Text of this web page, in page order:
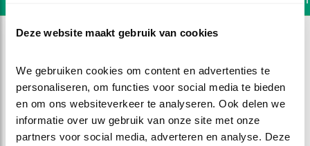
Deze website maakt gebruik van cookies
We gebruiken cookies om content en advertenties te
personaliseren, om functies voor social media te bieden
en om ons websiteverkeer te analyseren. Ook delen we
informatie over uw gebruik van onze site met onze
partners voor social media, adverteren en analyse. Deze